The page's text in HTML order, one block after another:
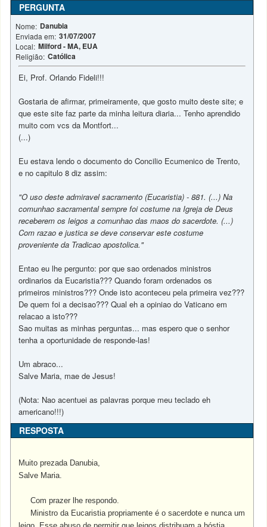
PERGUNTA
Nome: Danubia
Enviada em: 31/07/2007
Local: Milford - MA, EUA
Religião: Católica
Ei, Prof. Orlando Fideli!!!
Gostaria de afirmar, primeiramente, que gosto muito deste site; e
que este site faz parte da minha leitura diaria... Tenho aprendido
muito com vcs da Montfort...
(...)
Eu estava lendo o documento do Concilio Ecumenico de Trento,
e no capitulo 8 diz assim:
"O uso deste admiravel sacramento (Eucaristia) - 881. (...) Na
comunhao sacramental sempre foi costume na Igreja de Deus
receberem os leigos a comunhao das maos do sacerdote. (...)
Com razao e justica se deve conservar este costume
proveniente da Tradicao apostolica."
Entao eu lhe pergunto: por que sao ordenados ministros
ordinarios da Eucaristia??? Quando foram ordenados os
primeiros ministros??? Onde isto aconteceu pela primeira vez???
De quem foi a decisao??? Qual eh a opiniao do Vaticano em
relacao a isto???
Sao muitas as minhas perguntas... mas espero que o senhor
tenha a oportunidade de responde-las!
Um abraco...
Salve Maria, mae de Jesus!
(Nota: Nao acentuei as palavras porque meu teclado eh
americano!!!)
RESPOSTA
Muito prezada Danubia,
Salve Maria.
Com prazer lhe respondo.
Ministro da Eucaristia propriamente é o sacerdote e nunca um